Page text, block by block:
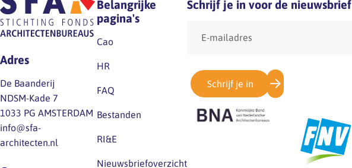
Adres
De Baanderij
NDSM-Kade 7
1033 PG AMSTERDAM
info@sfa-
architecten.nl
Belangrijke
pagina's
Cao
HR
FAQ
Bestanden
RI&E
Nieuwsbriefoverzicht
Schrijf je in voor de nieuwsbrief
mailadres
Schrijf je in